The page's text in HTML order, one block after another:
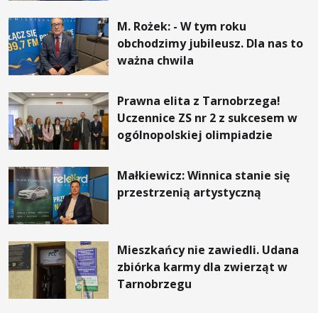
M. Rożek: - W tym roku
obchodzimy jubileusz. Dla nas to
ważna chwila
Prawna elita z Tarnobrzega!
Uczennice ZS nr 2 z sukcesem w
ogólnopolskiej olimpiadzie
Małkiewicz: Winnica stanie się
przestrzenią artystyczną
Mieszkańcy nie zawiedli. Udana
zbiórka karmy dla zwierząt w
Tarnobrzegu